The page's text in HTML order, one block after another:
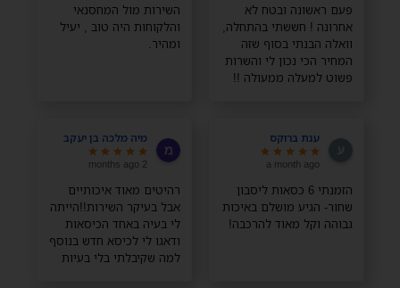
פעם ראשונה ובטח לא
אחרונה ! חששתי בהתחלה,
וואלה הבנתי בסוף שזה
המחיר הכי נכון לי והשרות
פשוט למעלה ממעולה !!
השירות מול המחסנאי
והלקוחות היה טוב , יעיל
ומהיר.
ענת ברוקס
a month ago
הזמנתי 6 כסאות ליסבון
שחור- הגיע מושלם באיכות
גבוהה וקל מאוד להרכבה!
מיה מלכה בן יעקב
2 months ago
רהיטים מאוד איכותיים
אבל בעיקר השירות!!הייתה
לי בעיה באחד הכיסאות
ודאגו לי לכיסא חדש בנוסף
למה שקיבלתי בלי בעיות